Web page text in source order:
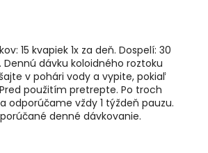
15 kvapiek 1x za deň. Dospelí: 30
Dennú dávku koloidného roztoku
v pohári vody a vypite, pokiaľ
použitím pretrepte. Po troch
odporúčame vždy 1 týždeň pauzu.
denné dávkovanie.